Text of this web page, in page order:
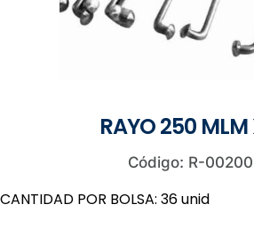
RAYO 250 MLM
Código: R-
CANTIDAD POR BOLSA: 36 unid